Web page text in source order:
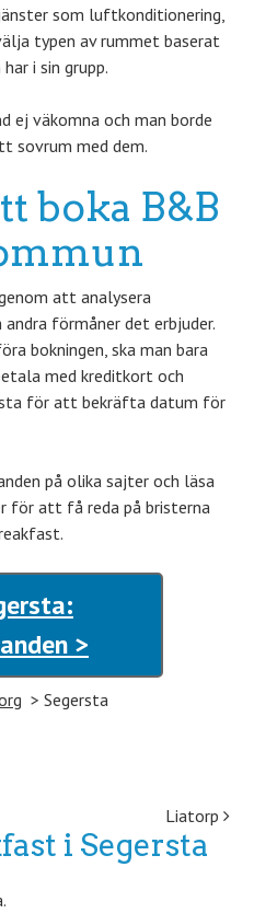
som luftkonditionering,
typen av rummet baserat
i sin grupp.
ej väkomna och man borde
sovrum med dem.
boka B&B
att analysera
förmåner det erbjuder.
bokningen, ska man bara
med kreditkort och
för att bekräfta datum för
på olika sajter och läsa
för att få reda på bristerna
>
Segersta
Liatorp
i Segersta